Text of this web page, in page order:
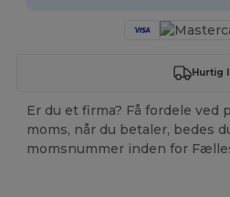
Hurtig
Er du et firma? Få fordele ved
moms, når du betaler, bedes
momsnummer inden for